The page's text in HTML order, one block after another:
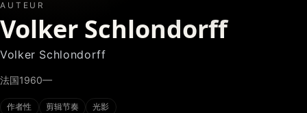
AUTEUR
Volker Schlondorff
Volker Schlondorff
法国1960—
作者性 剪辑节奏 光影